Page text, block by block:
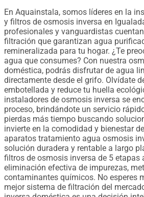
En Aquainstala, somos líderes en la
y filtros de osmosis inversa en
profesionales y vanguardistas
filtración que garantizan agua
remineralizada para tu hogar. ¿Te
agua que consumes? Con nuestra
doméstica, podrás disfrutar de agua
directamente desde el grifo. Olvídate
embotellada y reduce tu huella
instaladores de osmosis inversa se
proceso, brindándote un servicio
pierdas más tiempo buscando
invierte en la comodidad y bienestar
aparatos tratamiento agua osmosis
solución duradera y rentable a largo
filtros de osmosis inversa de 5 etapas
eliminación efectiva de impurezas,
contaminantes químicos. No esperes
mejor sistema de filtración del